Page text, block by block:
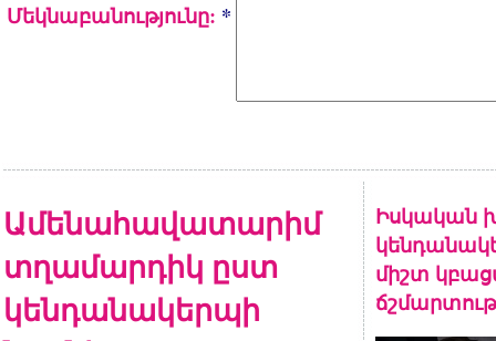
Մեկնաբանությունը: *
Ամենահավատարիմ
տղամարդիկ ըստ
կենդանակերպի
Իսկական
միշտ